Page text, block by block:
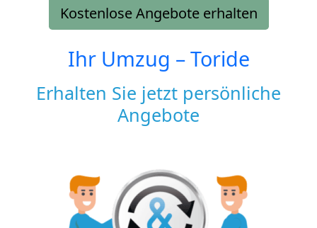
Kostenlose Angebote erhalten
Ihr Umzug –Toride
Erhalten Sie jetzt persönliche
Angebote